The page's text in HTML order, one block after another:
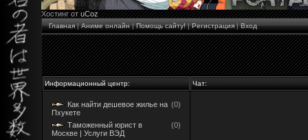
Хостинг отuCoz
Главная|Аниме онлайн|Помощь сайту!|Регистрация|Вход
Информационный центр: Чат:
Как найти дешевое жилье на
Пхукете
(0)
Таможенный юрист в
Москве | Услуги ВЭД
(0)